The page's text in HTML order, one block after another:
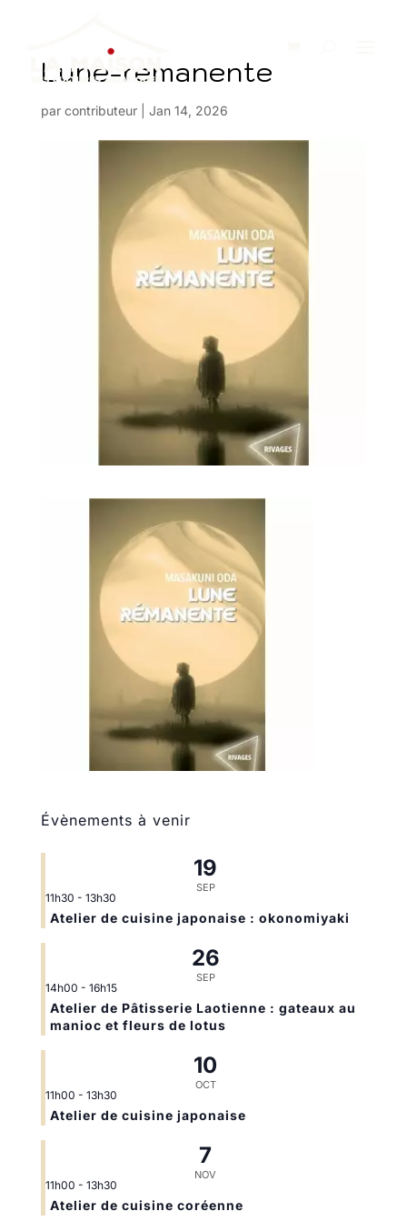
Lune-remanente
par contributeur| Jan 14, 2026
Évènements à venir
19
SEP
11h30 - 13h30
Atelier de cuisine japonaise : okonomiyaki
26
SEP
14h00 - 16h15
Atelier de Pâtisserie Laotienne : gateaux au
manioc et fleurs de lotus
10
OCT
11h00 - 13h30
Atelier de cuisine japonaise
7
NOV
11h00 - 13h30
Atelier de cuisine coréenne